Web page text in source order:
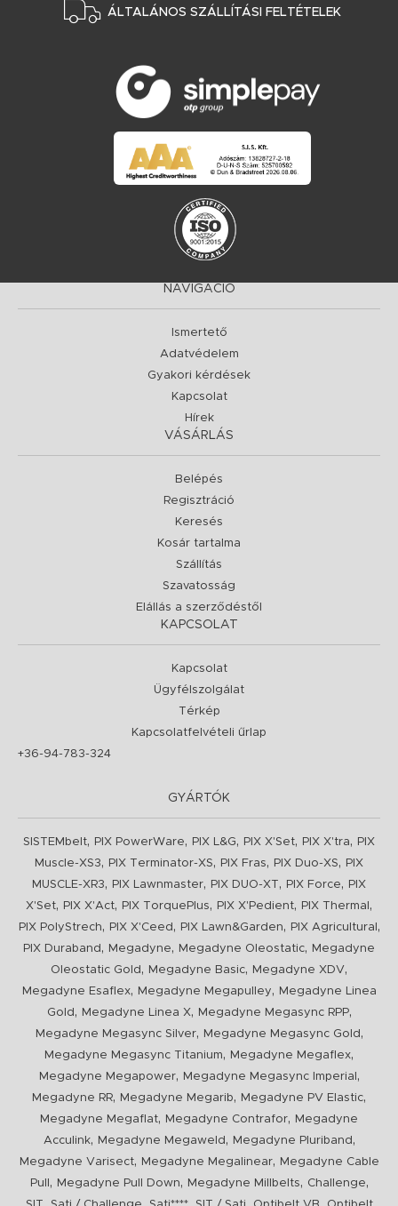
ÁLTALÁNOS SZÁLLÍTÁSI FELTÉTELEK
NAVIGÁCIÓ
Ismertető
Adatvédelem
Gyakori kérdések
Kapcsolat
Hírek
VÁSÁRLÁS
Belépés
Regisztráció
Keresés
Kosár tartalma
Szállítás
Szavatosság
Elállás a szerződéstől
KAPCSOLAT
Kapcsolat
Ügyfélszolgálat
Térkép
Kapcsolatfelvételi űrlap
+36-94-783-324
GYÁRTÓK
SISTEMbelt, PIX PowerWare, PIX L&G, PIX X'Set, PIX X'tra,
PIX
Muscle-XS3, PIX Terminator-XS, PIX Fras, PIX Duo-XS,
PIX
MUSCLE-XR3, PIX Lawnmaster, PIX DUO-XT, PIX Force,
PIX
X'Set, PIX X'Act, PIX TorquePlus, PIX X'Pedient, PIX Thermal ,
PIX PolyStrech, PIX X'Ceed , PIX Lawn&Garden, PIX Agricultural ,
PIX Duraband , Megadyne, Megadyne Oleostatic,
Megadyne
Oleostatic Gold , Megadyne Basic, Megadyne XDV,
Megadyne Esaflex, Megadyne Megapulley,
Megadyne Linea
Gold , Megadyne Linea X, Megadyne Megasync RPP,
Megadyne Megasync Silver, Megadyne Megasync Gold ,
Megadyne Megasync Titanium, Megadyne Megaflex,
Megadyne Megapower, Megadyne Megasync Imperial ,
Megadyne RR, Megadyne Megarib, Megadyne PV Elastic,
Megadyne Megaflat, Megadyne Contrafor,
Megadyne
Acculink, Megadyne Megaweld , Megadyne Pluriband ,
Megadyne Varisect, Megadyne Megalinear,
Megadyne Cable
Pull
, Megadyne Pull Down, Megadyne Millbelts, Challenge,
,